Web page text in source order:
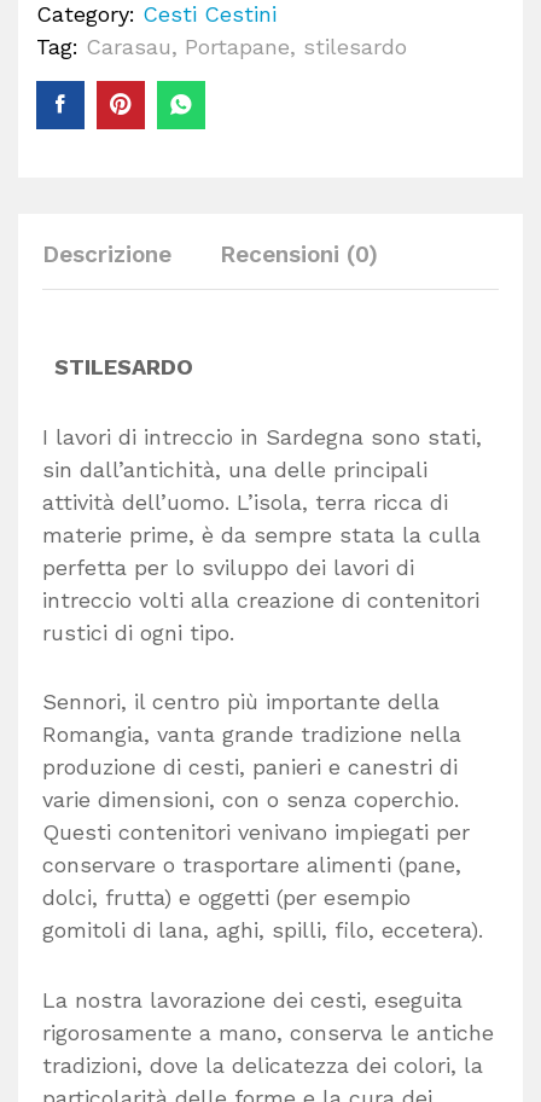
Category: Cesti Cestini
Tag: Carasau, Portapane, stilesardo
Descrizione Recensioni (0)
STILESARDO
I lavori di intreccio in Sardegna sono stati,
sin dall’antichità, una delle principali
attività dell’uomo. L’isola, terra ricca di
materie prime, è da sempre stata la culla
perfetta per lo sviluppo dei lavori di
intreccio volti alla creazione di contenitori
rustici di ogni tipo.
Sennori, il centro più importante della
Romangia, vanta grande tradizione nella
produzione di cesti, panieri e canestri di
varie dimensioni, con o senza coperchio.
Questi contenitori venivano impiegati per
conservare o trasportare alimenti (pane,
dolci, frutta) e oggetti (per esempio
gomitoli di lana, aghi, spilli, filo, eccetera).
La nostra lavorazione dei cesti, eseguita
rigorosamente a mano, conserva le antiche
tradizioni, dove la delicatezza dei colori, la